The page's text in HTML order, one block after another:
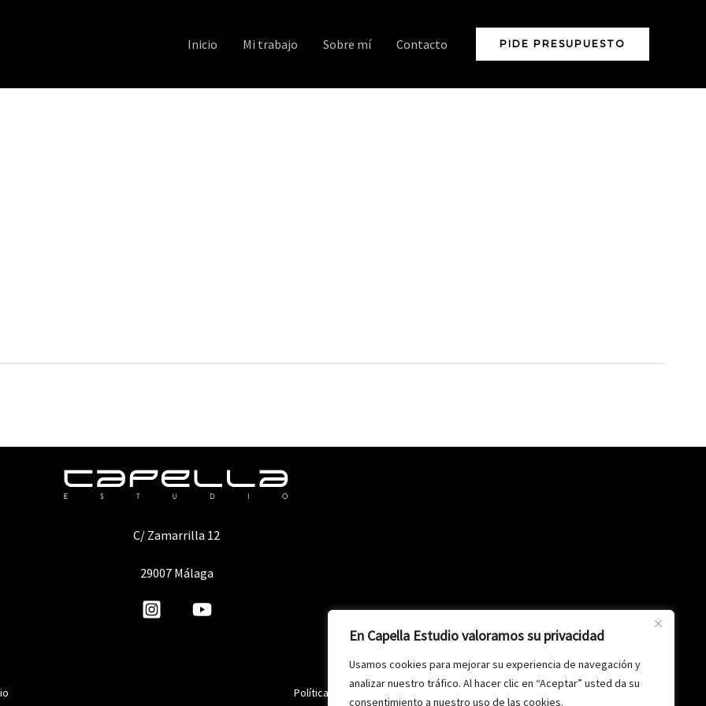
En Capella Estudio valoramos su privacidad
Usamos cookies para mejorar su experiencia de navegación y
analizar nuestro tráfico. Al hacer clic en “Aceptar” usted da su
consentimiento a nuestro uso de las cookies.
Inicio Mi trabajo Sobre mí Contacto PIDE PRESUPUESTO
C/ Zamarrilla 12
29007 Málaga
Política de privacidad